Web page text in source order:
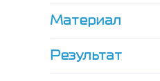
Материал
Результат